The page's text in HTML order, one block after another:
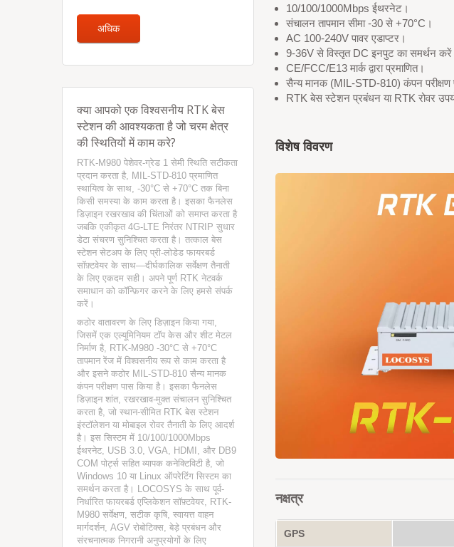
अधिक
क्या आपको एक विश्वसनीय RTK बेस
स्टेशन की आवश्यकता है जो चरम क्षेत्र
की स्थितियों में काम करे?
RTK-M980 पेशेवर-ग्रेड 1 सेमी स्थिति सटीकता
प्रदान करता है, MIL-STD-810 प्रमाणित
स्थायित्व के साथ, -30°C से +70°C तक बिना
किसी समस्या के काम करता है। इसका फैनलेस
डिज़ाइन रखरखाव की चिंताओं को समाप्त करता है
जबकि एकीकृत 4G-LTE निरंतर NTRIP सुधार
डेटा संचरण सुनिश्चित करता है। तत्काल बेस
स्टेशन सेटअप के लिए प्री-लोडेड फायरबर्ड
सॉफ़्टवेयर के साथ—दीर्घकालिक सर्वेक्षण तैनाती
के लिए एकदम सही। अपने पूर्ण RTK नेटवर्क
समाधान को कॉन्फ़िगर करने के लिए हमसे संपर्क
करें।
कठोर वातावरण के लिए डिज़ाइन किया गया,
जिसमें एक एल्यूमिनियम टॉप केस और शीट मेटल
निर्माण है, RTK-M980 -30°C से +70°C
तापमान रेंज में विश्वसनीय रूप से काम करता है
और इसने कठोर MIL-STD-810 सैन्य मानक
कंपन परीक्षण पास किया है। इसका फैनलेस
डिज़ाइन शांत, रखरखाव-मुक्त संचालन सुनिश्चित
करता है, जो स्थान-सीमित RTK बेस स्टेशन
इंस्टॉलेशन या मोबाइल रोवर तैनाती के लिए आदर्श
है। इस सिस्टम में 10/100/1000Mbps
ईथरनेट, USB 3.0, VGA, HDMI, और DB9
COM पोर्ट्स सहित व्यापक कनेक्टिविटी है, जो
Windows 10 या Linux ऑपरेटिंग सिस्टम का
समर्थन करता है। LOCOSYS के साथ पूर्व-
निर्धारित फायरबर्ड एप्लिकेशन सॉफ़्टवेयर, RTK-
M980 सर्वेक्षण, सटीक कृषि, स्वायत्त वाहन
मार्गदर्शन, AGV रोबोटिक्स, बेड़े प्रबंधन और
संरचनात्मक निगरानी अनुप्रयोगों के लिए
10/100/1000Mbps ईथरनेट।
संचालन तापमान सीमा -30 से +70°C।
AC 100-240V पावर एडाप्टर।
9-36V से विस्तृत DC इनपुट का समर्थन
CE/FCC/E13 मार्क द्वारा प्रमाणित।
सैन्य मानक (MIL-STD-810) कंपन परीक्षण
RTK बेस स्टेशन प्रबंधन या RTK रोवर
विशेष विवरण
नक्षत्र
GPS